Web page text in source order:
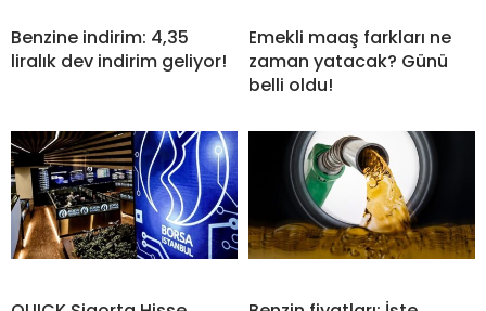
Benzine indirim: 4,35
liralık dev indirim geliyor!
Emekli maaş farkları ne
zaman yatacak? Günü
belli oldu!